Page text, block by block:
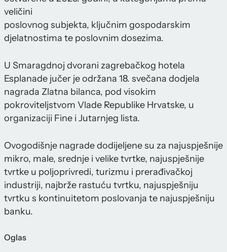
veličini
poslovnog subjekta, ključnim gospodarskim
djelatnostima te poslovnim dosezima.
U Smaragdnoj dvorani zagrebačkog hotela
Esplanade jučer je održana 18. svečana dodjela
nagrada Zlatna bilanca, pod visokim
pokroviteljstvom Vlade Republike Hrvatske, u
organizaciji Fine i Jutarnjeg lista.
Ovogodišnje nagrade dodijeljene su za najuspješnije
mikro, male, srednje i velike tvrtke, najuspješnije
tvrtke u poljoprivredi, turizmu i prerađivačkoj
industriji, najbrže rastuću tvrtku, najuspješniju
tvrtku s kontinuitetom poslovanja te najuspješniju
banku.
Oglas